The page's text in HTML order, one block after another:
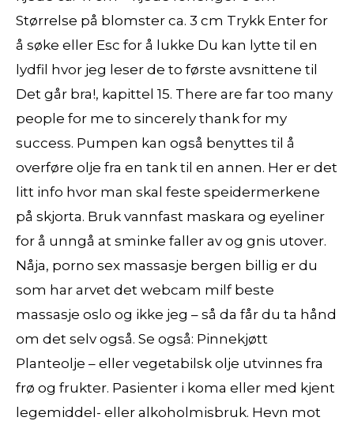
Størrelse på blomster ca. 3 cm Trykk Enter for
å søke eller Esc for å lukke Du kan lytte til en
lydfil hvor jeg leser de to første avsnittene til
Det går bra!, kapittel 15. There are far too many
people for me to sincerely thank for my
success. Pumpen kan også benyttes til å
overføre olje fra en tank til en annen. Her er det
litt info hvor man skal feste speidermerkene
på skjorta. Bruk vannfast maskara og eyeliner
for å unngå at sminke faller av og gnis utover.
Nåja, porno sex massasje bergen billig er du
som har arvet det webcam milf beste
massasje oslo og ikke jeg – så da får du ta hånd
om det selv også. Se også: Pinnekjøtt
Planteolje – eller vegetabilsk olje utvinnes fra
frø og frukter. Pasienter i koma eller med kjent
legemiddel- eller alkoholmisbruk. Hevn mot